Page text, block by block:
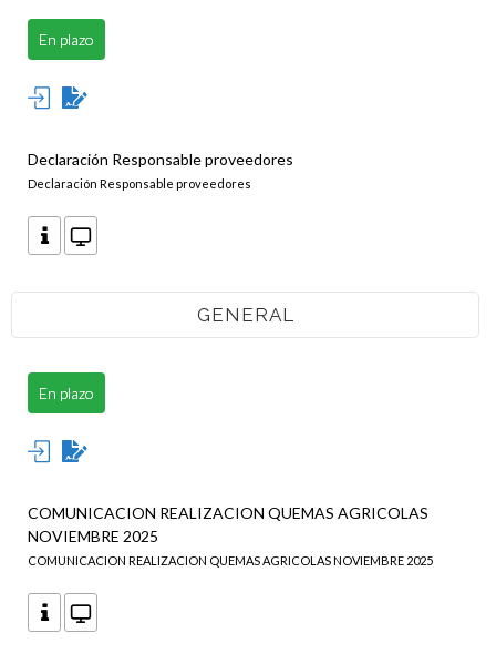
En plazo
Declaración Responsable proveedores
Declaración Responsable proveedores
GENERAL
En plazo
COMUNICACION REALIZACION QUEMAS AGRICOLAS
NOVIEMBRE 2025
COMUNICACION REALIZACION QUEMAS AGRICOLAS NOVIEMBRE 2025